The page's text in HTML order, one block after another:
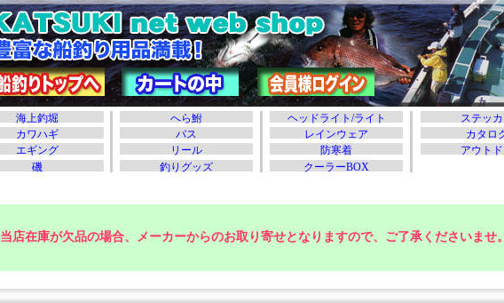
当店在庫が欠品の場合、メーカーからのお取り寄せとなりますので、ご了承くださいませ。